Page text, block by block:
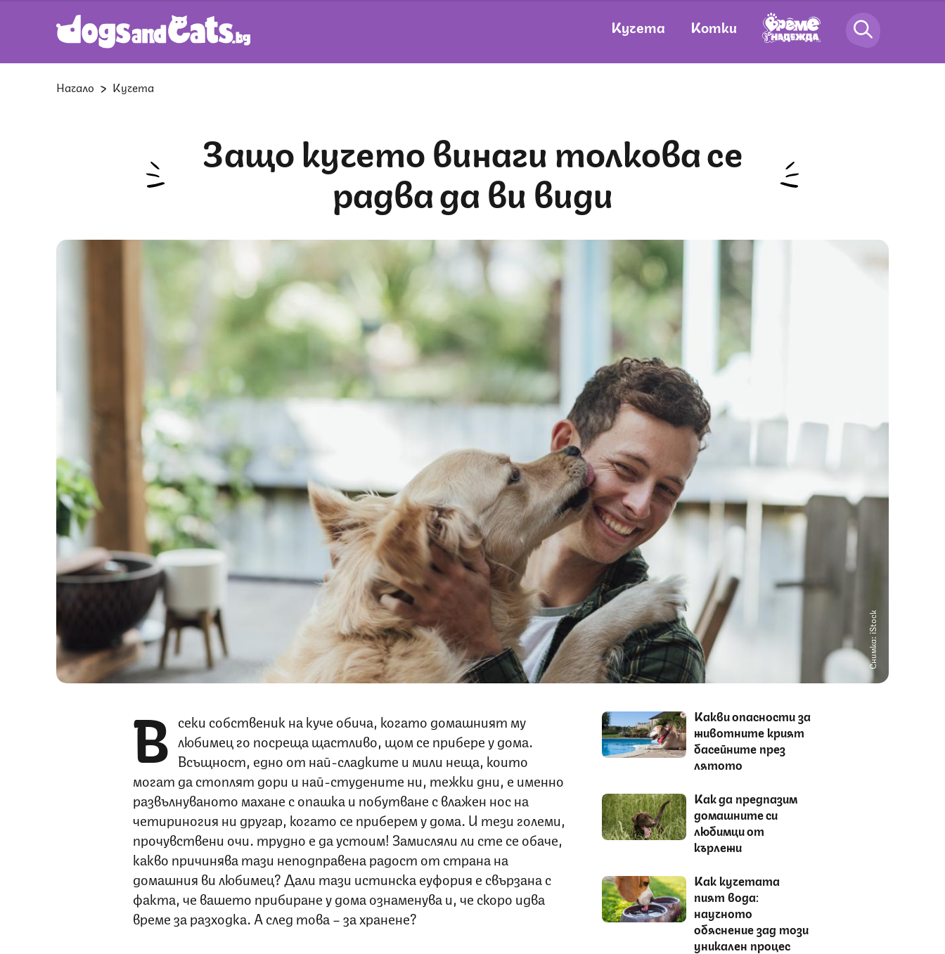
Кучета Котки
Начало Кучета
Защо кучето винаги толкова се
радва да ви види
Снимка: iStock
В секи собственик на куче обича, когато домашният му
любимец го посреща щастливо, щом се прибере у дома.
Всъщност, едно от най-сладките и мили неща, които
могат да стоплят дори и най-студените ни, тежки дни, е именно
развълнуваното махане с опашка и побутване с влажен нос на
четириногия ни другар, когато се приберем у дома. И тези големи,
прочувствени очи… трудно е да устоим! Замисляли ли сте се обаче,
какво причинява тази неподправена радост от страна на
домашния ви любимец? Дали тази истинска еуфория е свързана с
факта, че вашето прибиране у дома ознаменува и, че скоро идва
време за разходка. А след това – за хранене?
Какви опасности за
животните крият
басейните през
лятото
Как да предпазим
домашните си
любимци от
кърлежи
Как кучетата
пият вода:
научното
обяснение зад този
уникален процес